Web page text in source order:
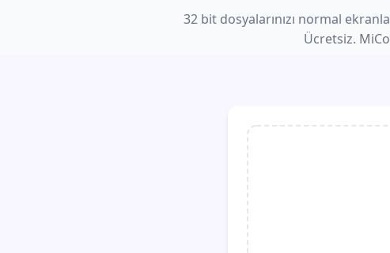
32 bit dosyalarınızı normal
Ücretsiz.